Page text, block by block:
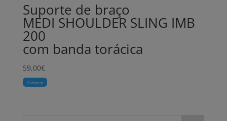
Suporte de braço
MEDI SHOULDER SLING IMB
200
com banda torácica
59,00€
Comprar